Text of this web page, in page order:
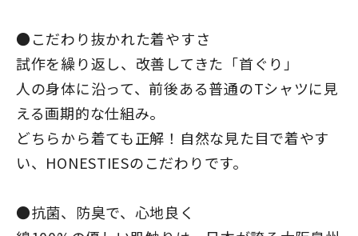
●こだわり抜かれた着やすさ
試作を繰り返し、改善してきた「首ぐり」
人の身体に沿って、前後ある普通のTシャツに見
える画期的な仕組み。
どちらから着ても正解！自然な見た目で着やす
い、HONESTIESのこだわりです。
●抗菌、防臭で、心地良く